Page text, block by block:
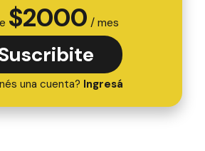
$2000 / mes
una cuenta? Ingresá